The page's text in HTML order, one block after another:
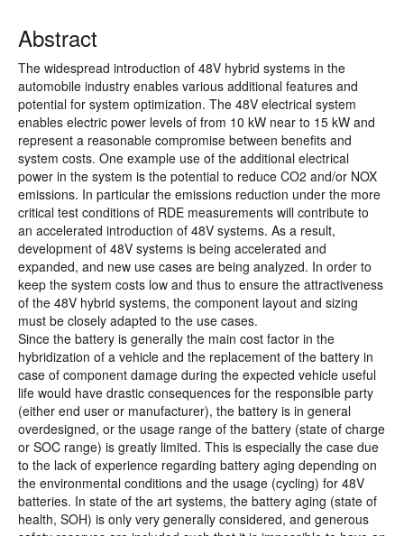
Abstract
The widespread introduction of 48V hybrid systems in the
automobile industry enables various additional features and
potential for system optimization. The 48V electrical system
enables electric power levels of from 10 kW near to 15 kW and
represent a reasonable compromise between benefits and
system costs. One example use of the additional electrical
power in the system is the potential to reduce CO2 and/or NOX
emissions. In particular the emissions reduction under the more
critical test conditions of RDE measurements will contribute to
an accelerated introduction of 48V systems. As a result,
development of 48V systems is being accelerated and
expanded, and new use cases are being analyzed. In order to
keep the system costs low and thus to ensure the attractiveness
of the 48V hybrid systems, the component layout and sizing
must be closely adapted to the use cases.
Since the battery is generally the main cost factor in the
hybridization of a vehicle and the replacement of the battery in
case of component damage during the expected vehicle useful
life would have drastic consequences for the responsible party
(either end user or manufacturer), the battery is in general
overdesigned, or the usage range of the battery (state of charge
or SOC range) is greatly limited. This is especially the case due
to the lack of experience regarding battery aging depending on
the environmental conditions and the usage (cycling) for 48V
batteries. In state of the art systems, the battery aging (state of
health, SOH) is only very generally considered, and generous